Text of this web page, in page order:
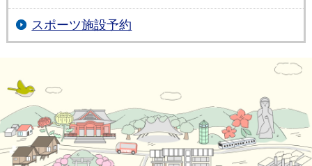
スポーツ施設予約